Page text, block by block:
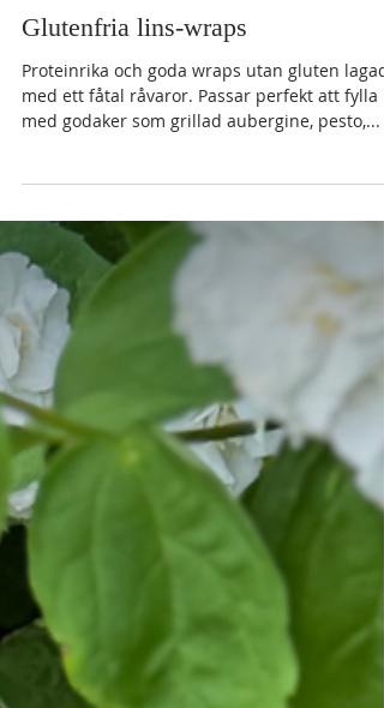
Jul 11, 2025
Glutenfria lins-wraps
Proteinrika och goda wraps utan gluten
med ett fåtal råvaror. Passar perfekt att fylla
med godaker som grillad aubergine, pesto,...